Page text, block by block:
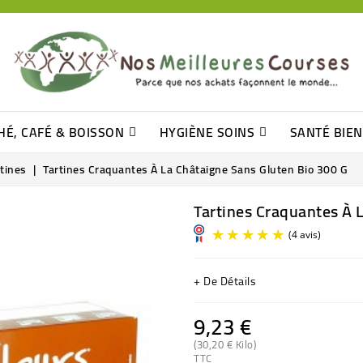
CAFÉ & BOISSON HYGIÈNE SOINS SANTÉ
Tartines Craquantes À La Châtaigne Sans Gluten Bio 300 G
Tartines Craquantes À
+ De Détails
9,23 €
(30,20 € Kilo)
TTC